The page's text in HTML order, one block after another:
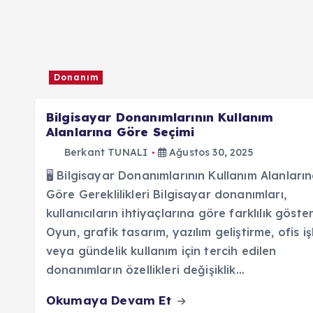
Donanım
Bilgisayar Donanımlarının Kullanım
Alanlarına Göre Seçimi
Berkant TUNALI Ağustos 30, 2025
🖥️ Bilgisayar Donanımlarının Kullanım
Göre Gereklilikleri Bilgisayar donanımları,
kullanıcıların ihtiyaçlarına göre farklılık
Oyun, grafik tasarım, yazılım geliştirme, ofis
veya gündelik kullanım için tercih edilen
donanımların özellikleri değişiklik…
Okumaya Devam Et